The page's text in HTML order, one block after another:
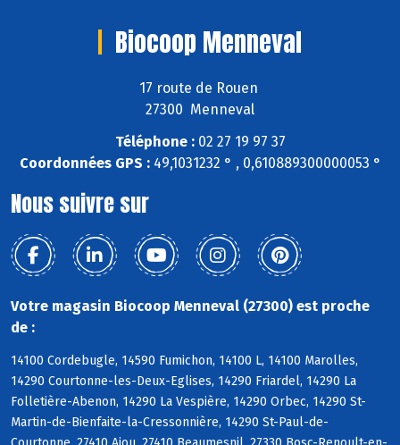
Biocoop Menneval
17 route de Rouen
27300 Menneval
Téléphone :02 27 19 97 37
Coordonnées GPS :49,1031232 ° , 0,610889300000053 °
Nous suivre sur
Votre magasin Biocoop Menneval (27300) est proche
de :
14100 Cordebugle, 14590 Fumichon, 14100 L, 14100 Marolles,
14290 Courtonne-les-Deux-Eglises, 14290 Friardel, 14290 La
Folletière-Abenon, 14290 La Vespière, 14290 Orbec, 14290 St-
Martin-de-Bienfaite-la-Cressonnière, 14290 St-Paul-de-